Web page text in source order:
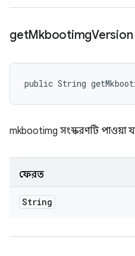
getMkbootimgVersion
public String
mkbootimg সংস্করণটি পাওয়া
ফেরত
String